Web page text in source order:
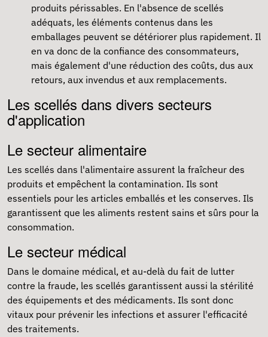
produits périssables. En l'absence de scellés
adéquats, les éléments contenus dans les
emballages peuvent se détériorer plus rapidement. Il
en va donc de la confiance des consommateurs,
mais également d'une réduction des coûts, dus aux
retours, aux invendus et aux remplacements.
Les scellés dans divers secteurs
d'application
Le secteur alimentaire
Les scellés dans l'alimentaire assurent la fraîcheur des
produits et empêchent la contamination. Ils sont
essentiels pour les articles emballés et les conserves. Ils
garantissent que les aliments restent sains et sûrs pour la
consommation.
Le secteur médical
Dans le domaine médical, et au-delà du fait de lutter
contre la fraude, les scellés garantissent aussi la stérilité
des équipements et des médicaments. Ils sont donc
vitaux pour prévenir les infections et assurer l'efficacité
des traitements.